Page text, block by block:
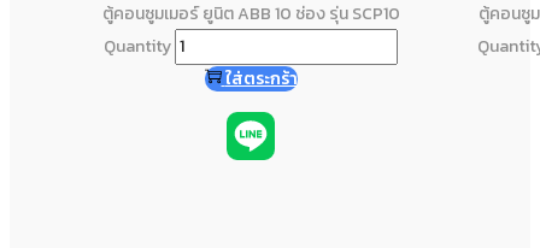
ตู้คอนซูมเมอร์ ยูนิต ABB 10 ช่อง รุ่น SCP10
Quantity
ใส่ตระกร้า
ตู้คอนซูม